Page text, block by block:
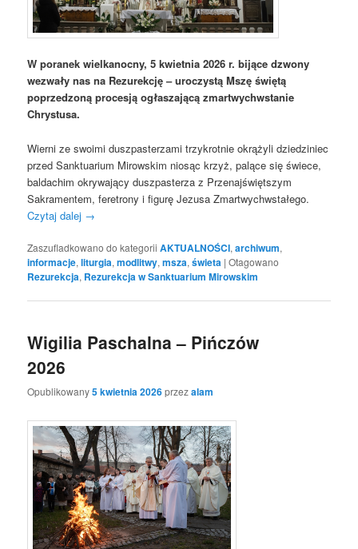
W poranek wielkanocny, 5 kwietnia 2026 r. bijące dzwony
wezwały nas na Rezurekcję – uroczystą Mszę świętą
poprzedzoną procesją ogłaszającą zmartwychwstanie
Chrystusa.
Wierni ze swoimi duszpasterzami trzykrotnie okrążyli dziedziniec
przed Sanktuarium Mirowskim niosąc krzyż, palące się świece,
baldachim okrywający duszpasterza z Przenajświętszym
Sakramentem, feretrony i figurę Jezusa Zmartwychwstałego.
Czytaj dalej →
Zaszufladkowano do kategorii AKTUALNOŚCI,archiwum,
informacje,liturgia,modlitwy,msza,świeta |Otagowano
Rezurekcja, Rezurekcja w Sanktuarium Mirowskim
Wigilia Paschalna – Pińczów
2026
Opublikowany5 kwietnia 2026przezalam